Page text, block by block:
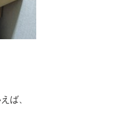
ば、